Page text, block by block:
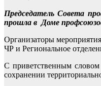
Председатель Совета
прошла в Доме
Организаторы
ЧР и Региональное
С приветственным словом
сохранении